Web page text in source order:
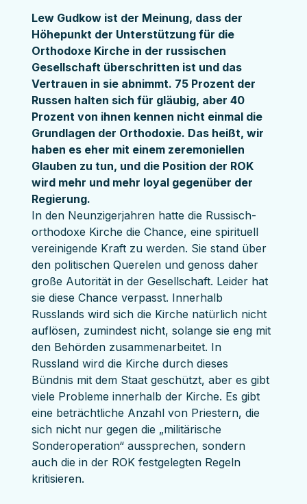
Lew Gudkow ist der Meinung, dass der
Höhepunkt der Unterstützung für die
Orthodoxe Kirche in der russischen
Gesellschaft überschritten ist und das
Vertrauen in sie abnimmt. 75 Prozent der
Russen halten sich für gläubig, aber 40
Prozent von ihnen kennen nicht einmal die
Grundlagen der Orthodoxie. Das heißt, wir
haben es eher mit einem zeremoniellen
Glauben zu tun, und die Position der ROK
wird mehr und mehr loyal gegenüber der
Regierung.
In den Neunzigerjahren hatte die Russisch-
orthodoxe Kirche die Chance, eine spirituell
vereinigende Kraft zu werden. Sie stand über
den politischen Querelen und genoss daher
große Autorität in der Gesellschaft. Leider hat
sie diese Chance verpasst. Innerhalb
Russlands wird sich die Kirche natürlich nicht
auflösen, zumindest nicht, solange sie eng mit
den Behörden zusammenarbeitet. In
Russland wird die Kirche durch dieses
Bündnis mit dem Staat geschützt, aber es gibt
viele Probleme innerhalb der Kirche. Es gibt
eine beträchtliche Anzahl von Priestern, die
sich nicht nur gegen die „militärische
Sonderoperation“ aussprechen, sondern
auch die in der ROK festgelegten Regeln
kritisieren.